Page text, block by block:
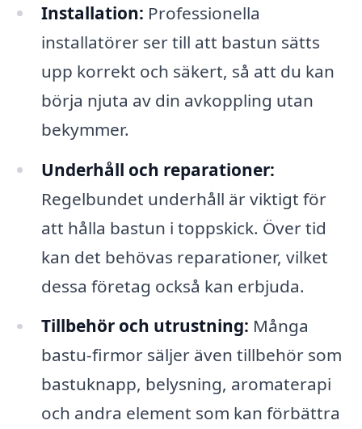
Installation: Professionella
installatörer ser till att bastun sätts
upp korrekt och säkert, så att du kan
börja njuta av din avkoppling utan
bekymmer.
Underhåll och reparationer:
Regelbundet underhåll är viktigt för
att hålla bastun i toppskick. Över tid
kan det behövas reparationer, vilket
dessa företag också kan erbjuda.
Tillbehör och utrustning: Många
bastu-firmor säljer även tillbehör som
bastuknapp, belysning, aromaterapi
och andra element som kan förbättra